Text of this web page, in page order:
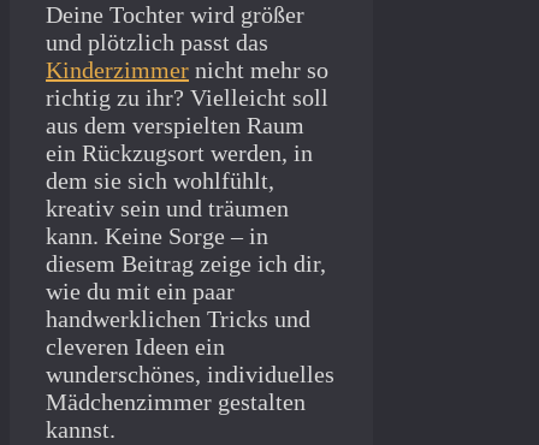
Deine Tochter wird größer
und plötzlich passt das
Kinderzimmer nicht mehr so
richtig zu ihr? Vielleicht soll
aus dem verspielten Raum
ein Rückzugsort werden, in
dem sie sich wohlfühlt,
kreativ sein und träumen
kann. Keine Sorge – in
diesem Beitrag zeige ich dir,
wie du mit ein paar
handwerklichen Tricks und
cleveren Ideen ein
wunderschönes, individuelles
Mädchenzimmer gestalten
kannst.